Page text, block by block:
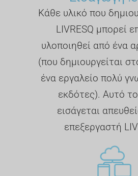
Κάθε υλικό που
LIVRESQ μπορεί
υλοποιηθεί από ένα
(που δημιουργείται
ένα εργαλείο πολύ
εκδότες). Αυτό
εισάγεται
επεξεργαστή